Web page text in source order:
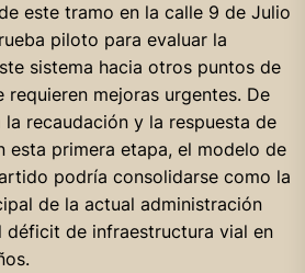
este tramo en la calle 9 de Julio
piloto para evaluar la
sistema hacia otros puntos de
requieren mejoras urgentes. De
recaudación y la respuesta de
esta primera etapa, el modelo de
podría consolidarse como la
de la actual administración
déficit de infraestructura vial en